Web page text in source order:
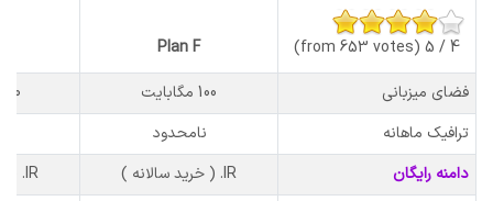
4 / 5 (from 653 votes)
Plan F
فضای میزبانی
100 مگابایت
500
ترافیک ماهانه
نامحدود
دامنه رایگان
IR. ( خرید سالانه )
IR. ( خرید سالانه )